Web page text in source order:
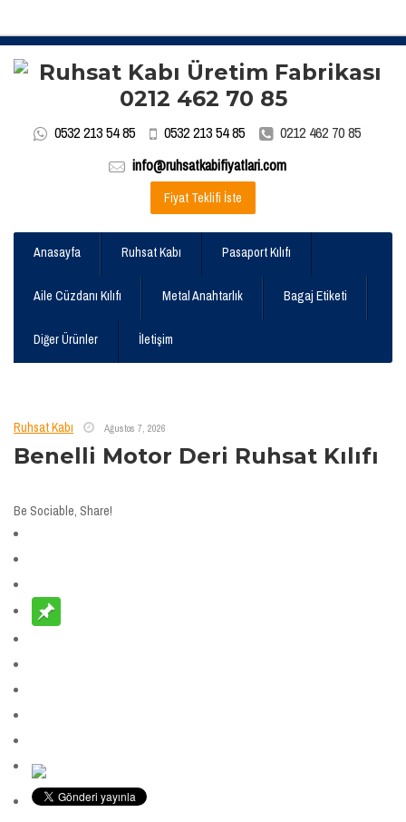
0532 213 54 85 0532 213 54 85
0212 462 70 85
info@ruhsatkabifiyatlari.com
Fiyat Teklifi İste
Anasayfa Ruhsat Kabı Pasaport Kılıfı
Aile Cüzdanı Kılıfı Metal Anahtarlık Bagaj Etiketi
Diğer Ürünler İletişim
Ruhsat Kabı Ağustos 7, 2026
Benelli Motor Deri Ruhsat Kılıfı
Be Sociable, Share!